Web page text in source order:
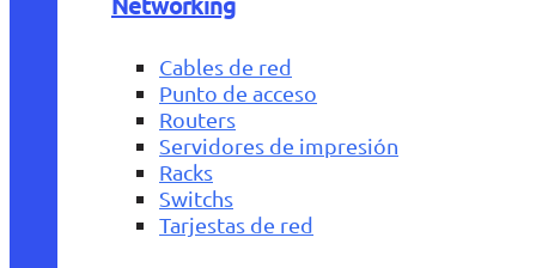
Cables de red
Punto de acceso
Routers
Servidores de impresión
Racks
Switchs
Tarjestas de red